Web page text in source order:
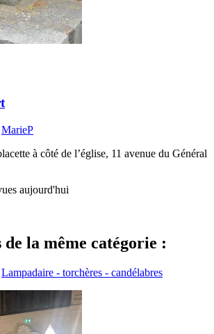
MarieP
à côté de l’église, 11 avenue du Général
aujourd'hui
la même catégorie :
Lampadaire - torchères - candélabres